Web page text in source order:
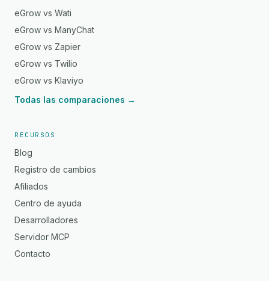
eGrow vs Wati
eGrow vs ManyChat
eGrow vs Zapier
eGrow vs Twilio
eGrow vs Klaviyo
Todas las comparaciones →
RECURSOS
Blog
Registro de cambios
Afiliados
Centro de ayuda
Desarrolladores
Servidor MCP
Contacto